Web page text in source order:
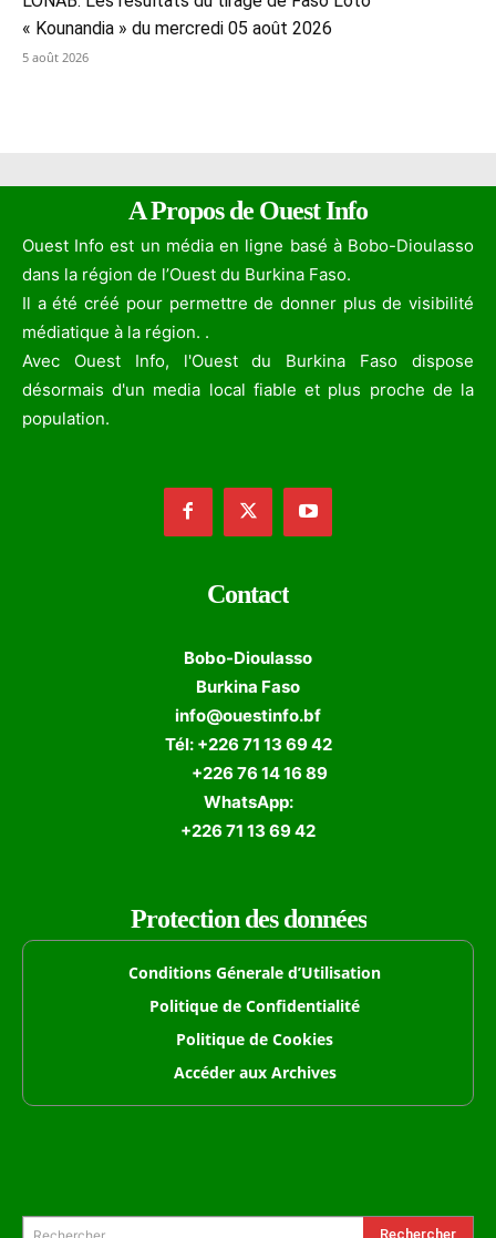
« Kounandia » du mercredi 05 août 2026
5 août 2026
A Propos de Ouest Info
Ouest Info est un média en ligne basé à Bobo-Dioulasso
dans la région de l’Ouest du Burkina Faso.
Il a été créé pour permettre de donner plus de visibilité
médiatique à la région. .
Avec Ouest Info, l'Ouest du Burkina Faso dispose
désormais d'un media local fiable et plus proche de la
population.
Contact
Bobo-Dioulasso
Burkina Faso
info@ouestinfo.bf
Tél: +226 71 13 69 42
+226 76 14 16 89
WhatsApp:
+226 71 13 69 42
Protection des données
Conditions Génerale d’Utilisation
Politique de Confidentialité
Politique de Cookies
Accéder aux Archives
Rechercher Rechercher